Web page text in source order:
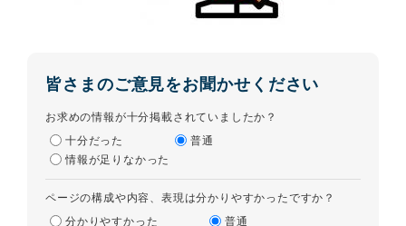
皆さまのご意見をお聞かせください
お求めの情報が十分掲載されていましたか？
十分だった
普通
情報が足りなかった
ページの構成や内容、表現は分かりやすかったですか？
分かりやすかった
普通